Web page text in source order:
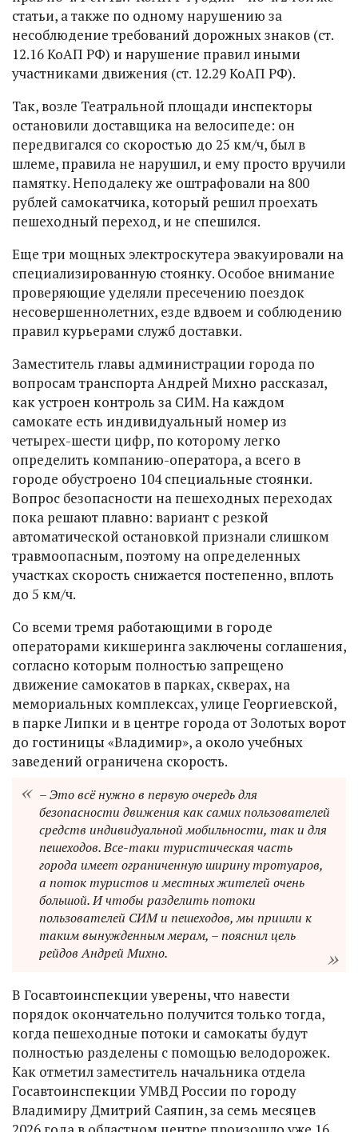
статьи, а также по одному нарушению за
несоблюдение требований дорожных знаков (ст.
12.16 КоАП РФ) и нарушение правил иными
участниками движения (ст. 12.29 КоАП РФ).
Так, возле Театральной площади инспекторы
остановили доставщика на велосипеде: он
передвигался со скоростью до 25 км/ч, был в
шлеме, правила не нарушил, и ему просто вручили
памятку. Неподалеку же оштрафовали на 800
рублей самокатчика, который решил проехать
пешеходный переход, и не спешился.
Еще три мощных электроскутера эвакуировали на
специализированную стоянку. Особое внимание
проверяющие уделяли пресечению поездок
несовершеннолетних, езде вдвоем и соблюдению
правил курьерами служб доставки.
Заместитель главы администрации города по
вопросам транспорта Андрей Михно рассказал,
как устроен контроль за СИМ. На каждом
самокате есть индивидуальный номер из
четырех-шести цифр, по которому легко
определить компанию-оператора, а всего в
городе обустроено 104 специальные стоянки.
Вопрос безопасности на пешеходных переходах
пока решают плавно: вариант с резкой
автоматической остановкой признали слишком
травмоопасным, поэтому на определенных
участках скорость снижается постепенно, вплоть
до 5 км/ч.
Со всеми тремя работающими в городе
операторами кикшеринга заключены соглашения,
согласно которым полностью запрещено
движение самокатов в парках, скверах, на
мемориальных комплексах, улице Георгиевской,
в парке Липки и в центре города от Золотых ворот
до гостиницы «Владимир», а около учебных
заведений ограничена скорость.
– Это всё нужно в первую очередь для
безопасности движения как самих пользователей
средств индивидуальной мобильности, так и для
пешеходов. Все-таки туристическая часть
города имеет ограниченную ширину тротуаров,
а поток туристов и местных жителей очень
большой. И чтобы разделить потоки
пользователей СИМ и пешеходов, мы пришли к
таким вынужденным мерам, – пояснил цель
рейдов Андрей Михно.
В Госавтоинспекции уверены, что навести
порядок окончательно получится только тогда,
когда пешеходные потоки и самокаты будут
полностью разделены с помощью велодорожек.
Как отметил заместитель начальника отдела
Госавтоинспекции УМВД России по городу
Владимиру Дмитрий Саяпин, за семь месяцев